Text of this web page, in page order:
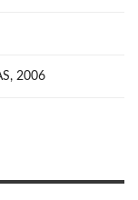
2006